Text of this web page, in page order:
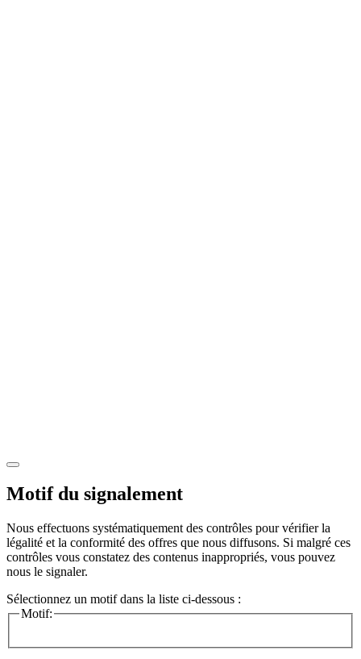
Motif du signalement
Nous effectuons systématiquement des contrôles pour vérifier la
légalité et la conformité des offres que nous diffusons. Si malgré ces
contrôles vous constatez des contenus inappropriés, vous pouvez
nous le signaler.
Sélectionnez un motif dans la liste ci-dessous :
Motif: